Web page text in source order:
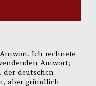
Ich rechnete
Antwort;
deutschen
aber gründlich.